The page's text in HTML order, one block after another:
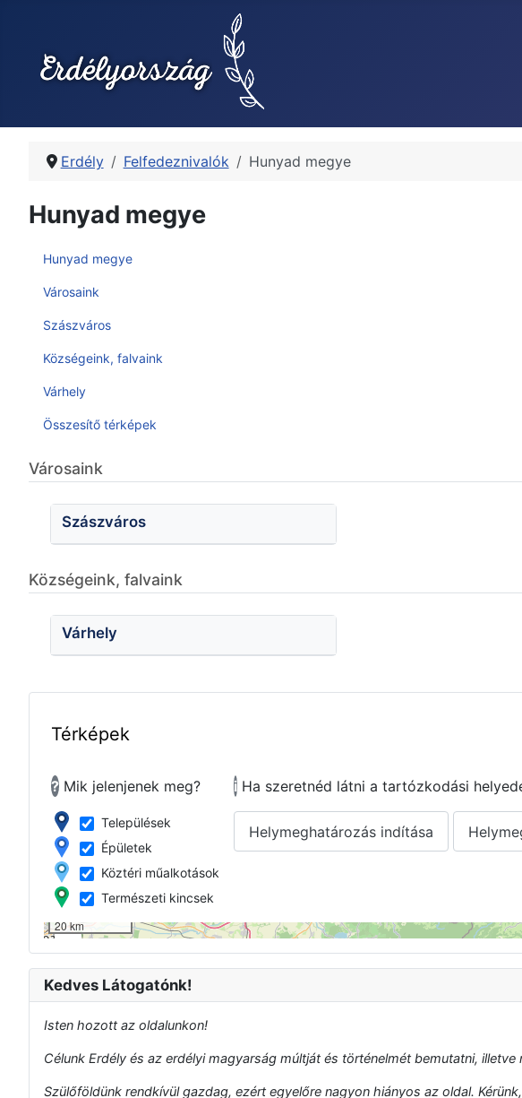
Erdély Felfedeznivalók Hunyad megye
Hunyad megye
Hunyad megye
Városaink
Szászváros
Községeink, falvaink
Várhely
Összesítő térképek
Városaink
Szászváros
Községeink, falvaink
Várhely
Térképek
? Mik jelenjenek meg?
Települések
Épületek
Köztéri műalkotások
Természeti kincsek
i Ha szeretnéd látni a tartózkodási
Helymeghatározás indítása
−
20 km
Kedves Látogatónk!
Isten hozott az oldalunkon!
Célunk Erdély és az erdélyi magyarság múltját és történelmét bemutatni,
Szülőföldünk rendkívül gazdag, ezért egyelőre nagyon hiányos az oldal.